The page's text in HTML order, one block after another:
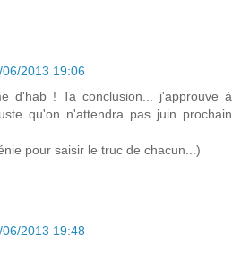
06/2013 19:06
d'hab ! Ta conclusion... j'approuve à
qu'on n'attendra pas juin prochain
pour saisir le truc de chacun...)
06/2013 19:48